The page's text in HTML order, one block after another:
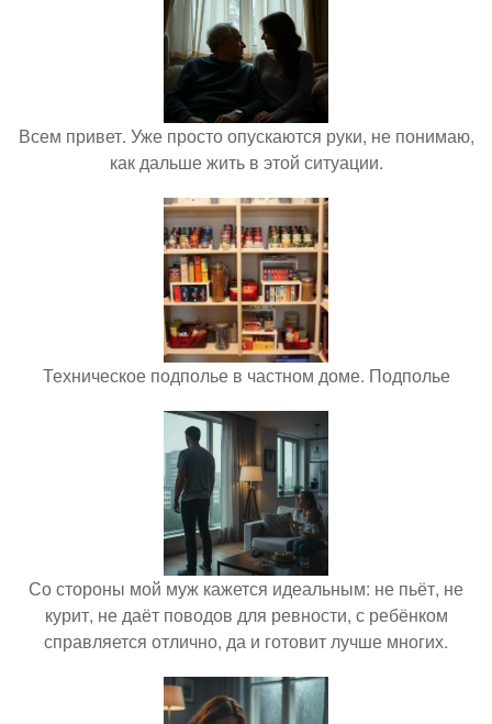
Всем привет. Уже просто опускаются руки, не понимаю,
как дальше жить в этой ситуации.
Техническое подполье в частном доме. Подполье
Со стороны мой муж кажется идеальным: не пьёт, не
курит, не даёт поводов для ревности, с ребёнком
справляется отлично, да и готовит лучше многих.